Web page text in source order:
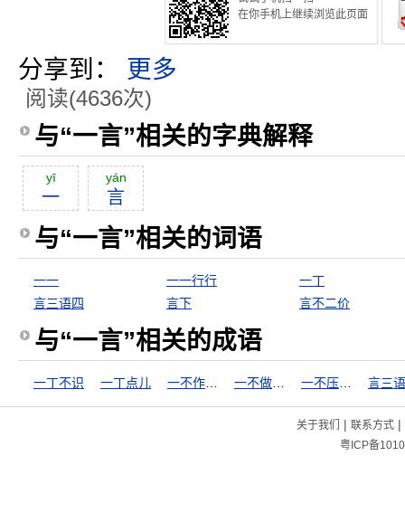
在你手机上继续浏览此页面
分享到： 更多
阅读(4636次)
与“一言”相关的字典解释
yī
一
yán
言
与“一言”相关的词语
一一 一一行行
一丁
言三语四
言下 言不二价
与“一言”相关的成语
一丁不识 一丁点儿 言三
关于我们 | 联系方式|
粤ICP备